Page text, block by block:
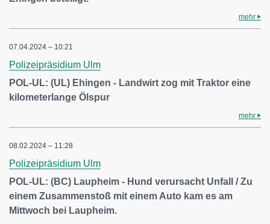
mehr
07.04.2024 – 10:21
Polizeipräsidium Ulm
POL-UL: (UL) Ehingen - Landwirt zog mit Traktor eine
kilometerlange Ölspur
mehr
08.02.2024 – 11:28
Polizeipräsidium Ulm
POL-UL: (BC) Laupheim - Hund verursacht Unfall / Zu
einem Zusammenstoß mit einem Auto kam es am
Mittwoch bei Laupheim.